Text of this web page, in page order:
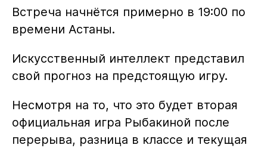
Встреча начнётся примерно в 19:00 по
времени Астаны.
Искусственный интеллект представил
свой прогноз на предстоящую игру.
Несмотря на то, что это будет вторая
официальная игра Рыбакиной после
перерыва, разница в классе и текущая